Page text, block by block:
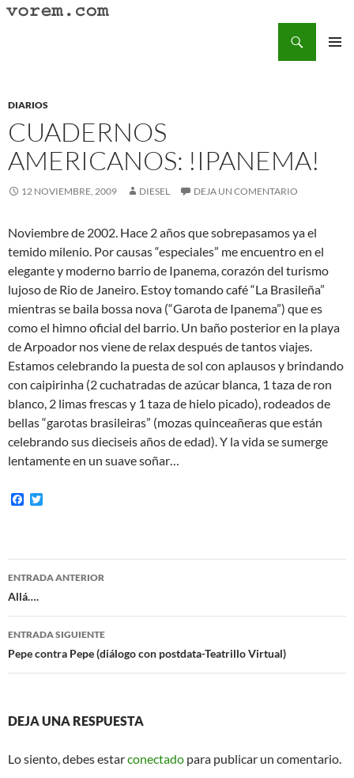
Saltar
DIARIOS
CUADERNOS
AMERICANOS: !IPANEMA!
12 NOVIEMBRE, 2009 DIESEL DEJA UN COMENTARIO
Noviembre de 2002. Hace 2 años que sobrepasamos ya el
temido milenio. Por causas “especiales” me encuentro en el
elegante y moderno barrio de Ipanema, corazón del turismo
lujoso de Rio de Janeiro. Estoy tomando café “La Brasileña”
mientras se baila bossa nova (“Garota de Ipanema”) que es
como el himno oficial del barrio. Un baño posterior en la playa
de Arpoador nos viene de relax después de tantos viajes.
Estamos celebrando la puesta de sol con aplausos y brindando
con caipirinha (2 cuchatradas de azúcar blanca, 1 taza de ron
blanco, 2 limas frescas y 1 taza de hielo picado), rodeados de
bellas “garotas brasileiras” (mozas quinceañeras que están
celebrando sus dieciseis años de edad). Y la vida se sumerge
lentamente en un suave soñar…
F
o
o
e
r
Navegación
de
entradas
ENTRADA ANTERIOR
Allá….
ENTRADA SIGUIENTE
Pepe contra Pepe (diálogo con postdata-Teatrillo Virtual)
DEJA UNA RESPUESTA
Lo siento, debes estarconectado para publicar un comentario.